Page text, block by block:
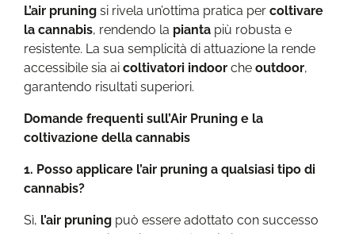
L’air pruning si rivela un’ottima pratica per coltivare
la cannabis, rendendo la pianta più robusta e
resistente. La sua semplicità di attuazione la rende
accessibile sia ai coltivatori indoor che outdoor,
garantendo risultati superiori.
Domande frequenti sull’Air Pruning e la
coltivazione della cannabis
1. Posso applicare l’air pruning a qualsiasi tipo di
cannabis?
Sì, l’air pruning può essere adottato con successo